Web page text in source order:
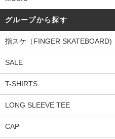
グループから探す
指スケ（FINGER SKATEBOARD)
SALE
T-SHIRTS
LONG SLEEVE TEE
CAP